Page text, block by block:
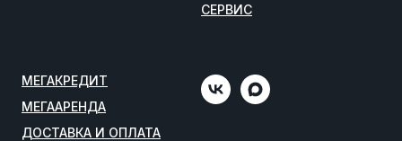
СЕРВИС
МЕГАКРЕДИТ
МЕГААРЕНДА
ДОСТАВКА И ОПЛАТА